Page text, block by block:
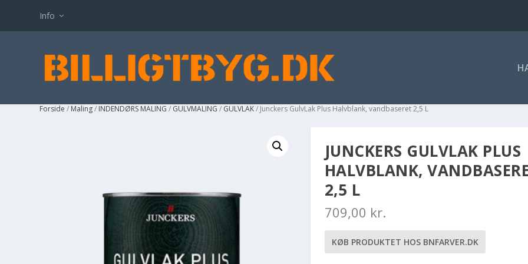
Info
Forside / Maling/ INDENDØRS MALING / GULVMALING / GULVLAK/ Junckers GulvLak Plus Halvblank, vandbaseret 2,5 L
JUNCKERS GULVLAK PLUS
HALVBLANK,
2,5 L
709,00 kr.
KØB PRODUKTET HOS BNFARVER.DK